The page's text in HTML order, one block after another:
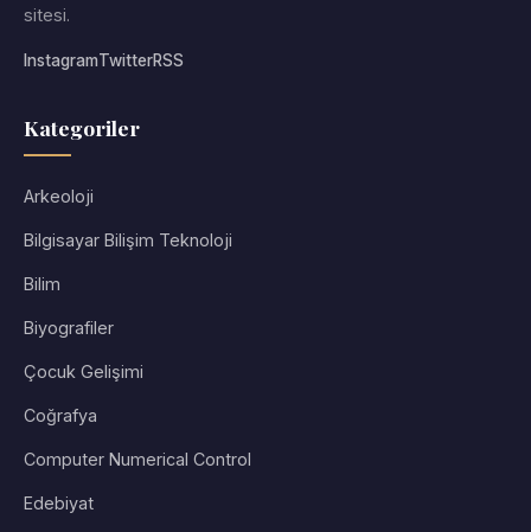
sitesi.
InstagramTwitterRSS
Kategoriler
Arkeoloji
Bilgisayar Bilişim Teknoloji
Bilim
Biyografiler
Çocuk Gelişimi
Coğrafya
Computer Numerical Control
Edebiyat